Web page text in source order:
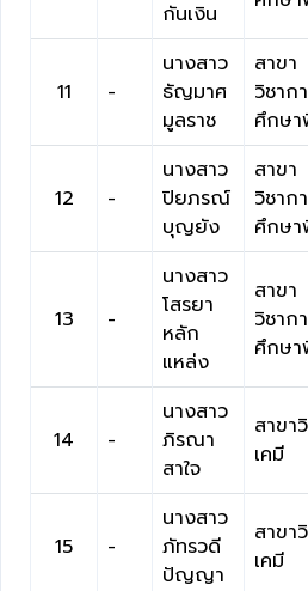
กันเงิน
11 -
นางสาว
ธัญมาศ
มูลราช
สาขา
วิชาก
ศึกษา
12 -
นางสาว
ปิยภรณ์
บุญยัง
สาขา
วิชาก
ศึกษา
13 -
นางสาว
โสรยา
หลัก
แหล่ง
สาขา
วิชาก
ศึกษา
14 -
นางสาว
ภิรณา
สาใจ
สาขา
เคมี
15 -
นางสาว
ภัทรวดี
ปัญญา
สาขา
เคมี